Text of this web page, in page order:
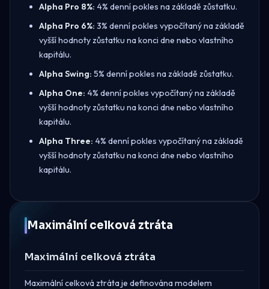
Alpha Pro 8%: 4% denní pokles na základě zůstatku.
Alpha Pro 6%: 3% denní pokles vypočítaný na základě
vyšší hodnoty zůstatku na konci dne nebo vlastního
kapitálu.
Alpha Swing: 5% denní pokles na základě zůstatku.
Alpha One: 4% denní pokles vypočítaný na základě
vyšší hodnoty zůstatku na konci dne nebo vlastního
kapitálu.
Alpha Three: 4% denní pokles vypočítaný na základě
vyšší hodnoty zůstatku na konci dne nebo vlastního
kapitálu.
Maximální celková ztráta
Maximální celková ztráta
Maximální celková ztráta je definována modelem